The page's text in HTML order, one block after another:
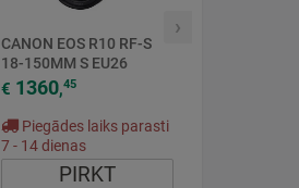
›
CANON EOS R10 RF-S
18-150MM S EU26
€ 1360,45
Piegādes laiks parasti
7 - 14 dienas
PIRKT